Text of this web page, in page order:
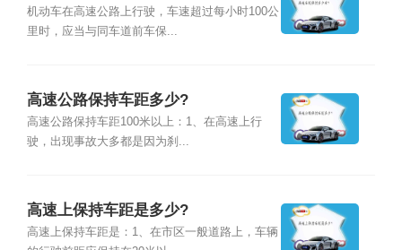
机动车在高速公路上行驶，车速超过每小时100公
里时，应当与同车道前车保...
高速公路保持车距多少?
高速公路保持车距100米以上：1、在高速上行
驶，出现事故大多都是因为刹...
高速上保持车距是多少?
高速上保持车距是：1、在市区一般道路上，车辆